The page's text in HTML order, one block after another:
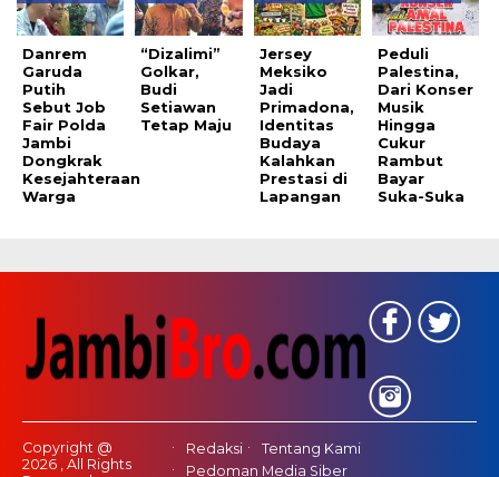
Danrem
Garuda
Putih
Sebut Job
Fair Polda
Jambi
Dongkrak
Kesejahteraan
Warga
“Dizalimi”
Golkar,
Budi
Setiawan
Tetap Maju
Jersey
Meksiko
Jadi
Primadona,
Identitas
Budaya
Kalahkan
Prestasi di
Lapangan
Peduli
Palestina,
Dari Konser
Musik
Hingga
Cukur
Rambut
Bayar
Suka-Suka
Copyright @
2026 , All Rights
Redaksi
Tentang Kami
Pedoman Media Siber